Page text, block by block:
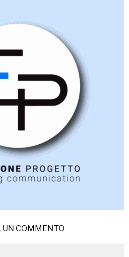
UN COMMENTO